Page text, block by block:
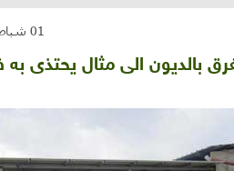
01 شباط 2015
بالديون الى مثال يحتذى